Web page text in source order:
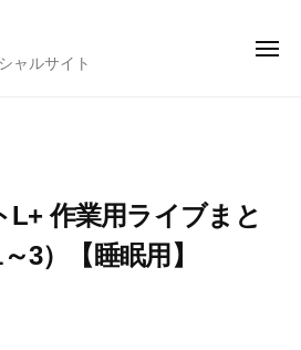
ャルサイト
メ
L+ 作業用ライブまと
3）【睡眠用】